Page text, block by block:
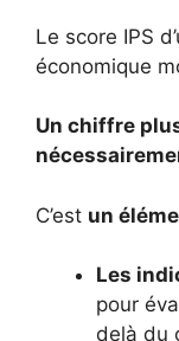
Le score IPS
économique
Un chiffre
C’est un
Les
pour
delà du